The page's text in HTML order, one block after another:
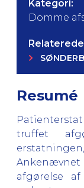
Kategori:
Domme
Resumé
truffet
afgørelse